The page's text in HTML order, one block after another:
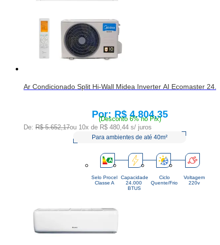
Ar Condicionado Split Hi-Wall Midea Inverter AI Ecomaster
Price:
R$ 4.804,35
(Desconto 6% no Pix)
De: R$ 5.652,17ou 10x de R$ 480,44 s/ juros
Para ambientes de até 40m²
Selo Procel
Classe A
Capacidade
24.000
BTUS
Ciclo
Quente/Frio
Voltagem
220v